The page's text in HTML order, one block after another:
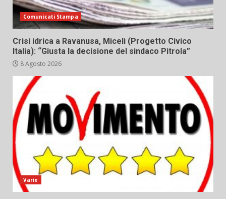
Comunicati Stampa
Crisi idrica a Ravanusa, Miceli (Progetto Civico
Italia): “Giusta la decisione del sindaco Pitrola”
8 Agosto 2026
Varie